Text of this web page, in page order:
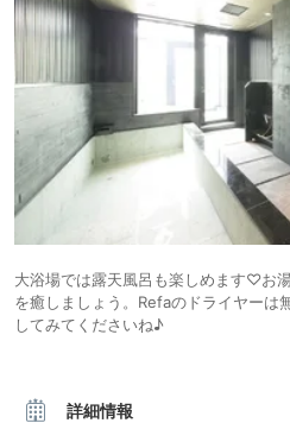
大浴場では露天風呂も楽しめます♡お
を癒しましょう。Refaのドライヤーは
してみてくださいね♪
詳細情報